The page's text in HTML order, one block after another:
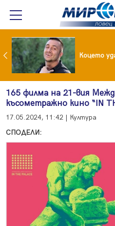
Тишина преди бурята! Защо Саня Армутлиева продължава да мълчи за раздялата с Дара?
165 филма на 21-вия
късометражно кино “IN
17.05.2024, 11:42 | Култура
СПОДЕЛИ: